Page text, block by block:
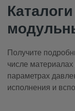
Получите
числе
параметрах
исполнения и